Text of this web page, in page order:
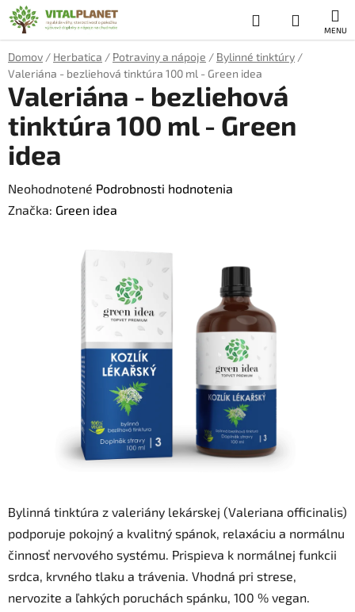
Prejsť
na
obsah
Hľadať
KOŠÍK
Domov / Herbatica / Potraviny a nápoje / Bylinné tinktúry /
Valeriána - bezliehová tinktúra 100 ml - Green idea
Bylinná tinktúra z valeriány lekárskej (Valeriana officinalis)
podporuje pokojný a kvalitný spánok, relaxáciu a normálnu
činnosť nervového systému. Prispieva k normálnej funkcii
srdca, krvného tlaku a trávenia. Vhodná pri strese,
nervozite a ľahkých poruchách spánku, 100 % vegan.
Valeriána - bezliehová
tinktúra 100 ml - Green
idea
Priemerné
hodnotenie
Neohodnotené Podrobnosti hodnotenia
Značka: Green idea